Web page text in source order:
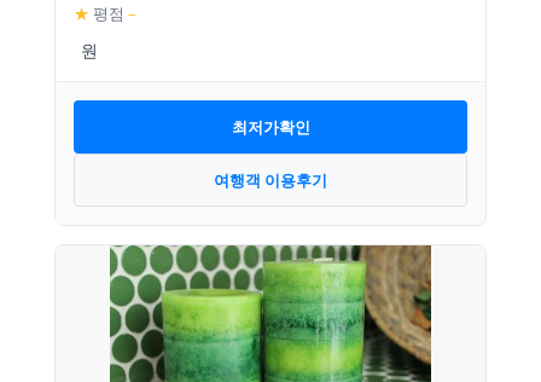
★ 평점 –
최저가확인
여행객 이용후기